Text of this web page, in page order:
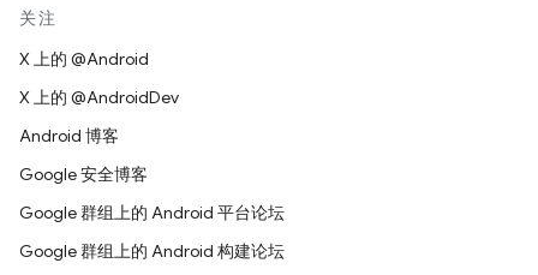
关注
X 上的 @Android
X 上的 @AndroidDev
Android 博客
Google 安全博客
Google 群组上的 Android 平台论坛
Google 群组上的 Android 构建论坛